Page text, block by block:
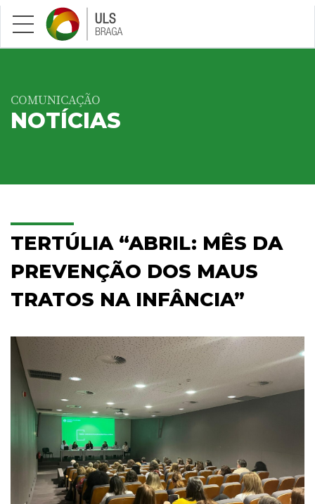
Saltar para conteúdo principal
COMUNICAÇÃO
NOTÍCIAS
TERTÚLIA “ABRIL: MÊS DA
PREVENÇÃO DOS MAUS
TRATOS NA INFÂNCIA”